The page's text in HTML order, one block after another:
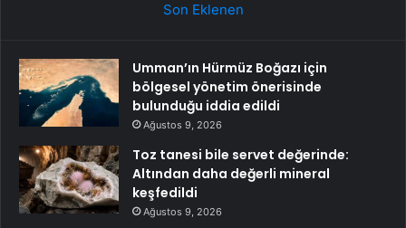
Son Eklenen
Umman’ın Hürmüz Boğazı için
bölgesel yönetim önerisinde
bulunduğu iddia edildi
Ağustos 9, 2026
Toz tanesi bile servet değerinde:
Altından daha değerli mineral
keşfedildi
Ağustos 9, 2026